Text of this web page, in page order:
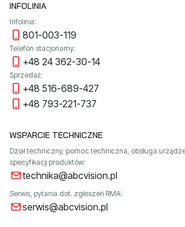
INFOLINIA
Infolinia:
801-003-119
Telefon stacjonarny:
+48 24 362-30-14
Sprzedaż:
+48 516-689-427
+48 793-221-737
WSPARCIE TECHNICZNE
Dział techniczny, pomoc techniczna, obsługa
specyfikacji produktów:
technika@abcvision.pl
Serwis, pytania dot. zgłoszeń RMA:
serwis@abcvision.pl